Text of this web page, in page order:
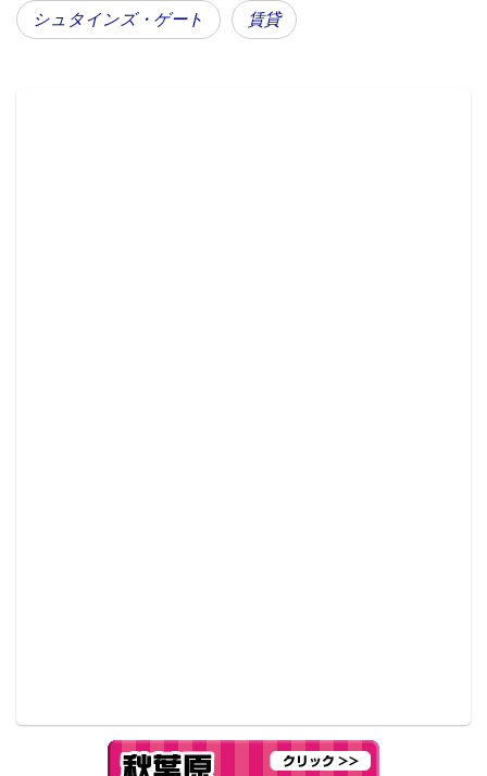
『STEINS;GATE』風にする」ということである。
シュタインズ・ゲート 賃貸